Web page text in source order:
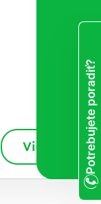
Viac Potrebujete poradiť?